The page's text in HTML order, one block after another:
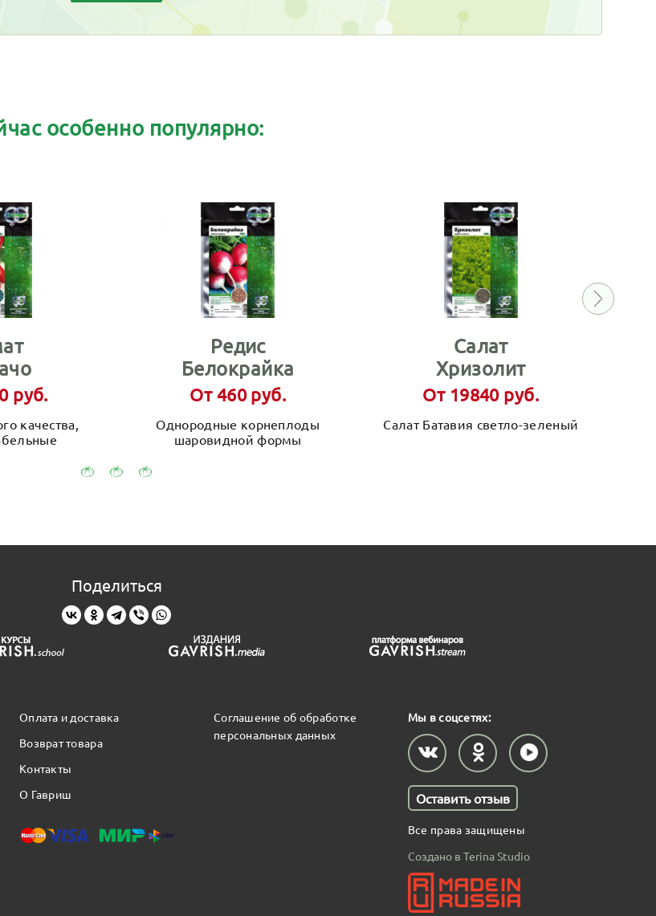
особенно популярно:
руб.
качества,
Редис
Белокрайка
От 460 руб.
Однородные корнеплоды
шаровидной формы
Салат
Хризолит
От 19840 руб.
Салат Батавия светло-зеленый
Поделиться
Оплата и доставка
Возврат товара
Контакты
О Гавриш
Соглашение об обработке
персональных данных
Мы в соцсетях:
Оставить отзыв
Все права защищены
Создано в Terina Studio